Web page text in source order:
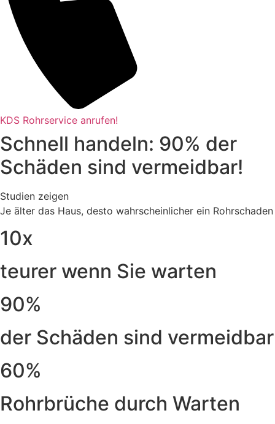
KDS Rohrservice anrufen!
Schnell handeln: 90% der
Schäden sind vermeidbar!
Studien zeigen
Je älter das Haus, desto wahrscheinlicher ein Rohrschaden
10x
teurer wenn Sie warten
90%
der Schäden sind vermeidbar
60%
Rohrbrüche durch Warten